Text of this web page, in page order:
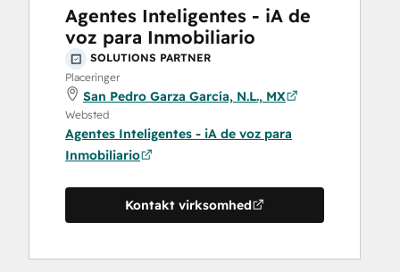
Agentes Inteligentes - iA de
voz para Inmobiliario
SOLUTIONS PARTNER
Placeringer
San Pedro Garza García, N.L., MX
Websted
Agentes Inteligentes - iA de voz para
Inmobiliario
Kontakt virksomhed